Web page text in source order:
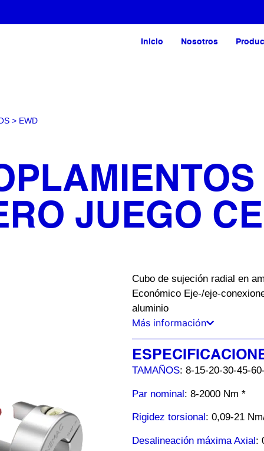
Inicio Nosotros
> EWD
JUEGO
Cubo de sujeción radial en
Económico Eje-/eje-
aluminio
Más información
TAMAÑOS: 8-15-20-30-45-
Par nominal: 8-2000 Nm *
Rigidez torsional : 0,09-21
Desalineación máxima Axial: